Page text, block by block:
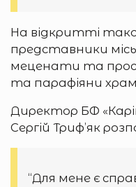
На відкритті
представники
меценати та
та парафіяни
Директор БФ
Сергій Триф’як
“Для мене є